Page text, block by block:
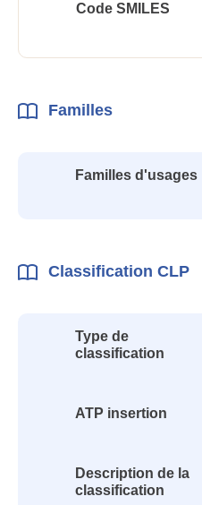
Code SMILES
Familles
Familles d'usages
Classification CLP
Type de
classification
ATP insertion
Description de la
classification